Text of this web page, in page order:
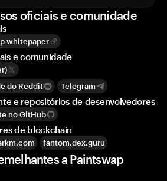
oficiais e comunidade
whitepaper
e comunidade
do Reddit
Telegram
e repositórios de desenvolvedores
no GitHub
de blockchain
fantom.dex.guru
a Paintswap